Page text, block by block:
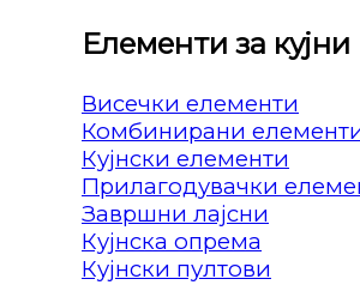
Елементи за кујни
Висечки елементи
Комбинирани
Кујнски елементи
Прилагодувачки
Завршни лајсни
Кујнска опрема
Кујнски пултови